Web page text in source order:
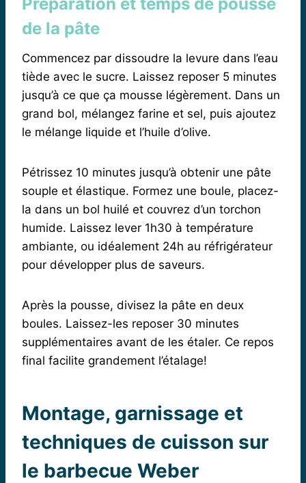
de la pâte
Commencez par dissoudre la levure dans l’eau
tiède avec le sucre. Laissez reposer 5 minutes
jusqu’à ce que ça mousse légèrement. Dans un
grand bol, mélangez farine et sel, puis ajoutez
le mélange liquide et l’huile d’olive.
Pétrissez 10 minutes jusqu’à obtenir une pâte
souple et élastique. Formez une boule, placez-
la dans un bol huilé et couvrez d’un torchon
humide. Laissez lever 1h30 à température
ambiante, ou idéalement 24h au réfrigérateur
pour développer plus de saveurs.
Après la pousse, divisez la pâte en deux
boules. Laissez-les reposer 30 minutes
supplémentaires avant de les étaler. Ce repos
final facilite grandement l’étalage!
Montage, garnissage et
techniques de cuisson sur
le barbecue Weber